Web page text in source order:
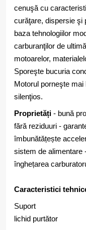
cenuşă cu
curăţare, dispersie şi
baza tehnologiilor
carburanţilor de
motoarelor,
Sporeşte bucuria
Motorul porneşte
silenţios.
Proprietăți - bună
fără reziduuri -
îmbunătățește
sistem de alimentare
înghețarea
Caracteristici
Suport
lichid purtător